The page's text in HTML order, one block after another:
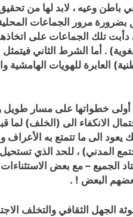
باطن وعيه ، لابد لها من
بضرورة مرور الجماعات
تلك الجماعات على
. أما الشرط الثاني
العابرة للهويات الهامشية
أولى خطواتها على مسار طويل
الانكفاء الى (الخلف) لما
الى ما تتمتع به الأعراف
المدني) ، للحد الذي
الجميع – مع بعض
بعضهم البعض ! .
الجهل الثقافي والتخلف